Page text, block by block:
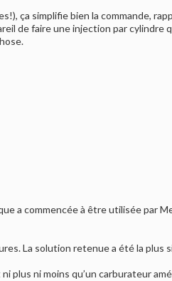
ça simplifie bien la commande,
de faire une injection par
a commencée à être utilisée par
La solution retenue a été la plus
ni moins qu’un carburateur